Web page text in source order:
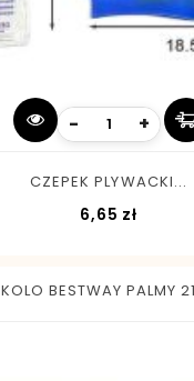
- +
CZEPEK PLYWACKI...
6,65 zł
KOLO BESTWAY PALMY